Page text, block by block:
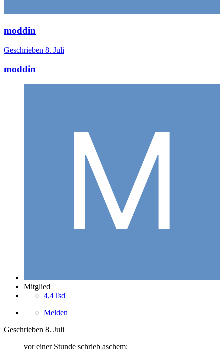
moddin
Geschrieben 8. Juli
moddin
Mitglied
4,4Tsd
Melden
Geschrieben 8. Juli
vor einer Stunde schrieb aschem: